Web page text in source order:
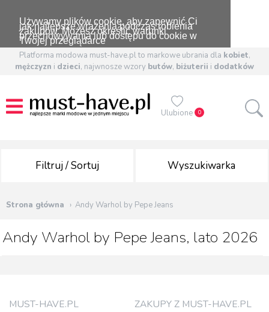
Używamy plików cookie, aby zapewnić Ci
jak najlepsze wrażenia podczas robienia
zakupów. Możesz określić warunki
przechowywania lub dostępu do cookie w
Twojej przeglądarce
Platforma modowa must-have.pl to markowe ubrania dla kobiet,
mężczyzn i dzieci, najwnosze wzory butów, biżuterii i dodatków
Ulubione 0
Filtruj / Sortuj Wyszukiwarka
Strona główna Andy Warhol by Pepe Jeans
Andy Warhol by Pepe Jeans, lato 2026
MUST-HAVE.PL ZAKUPY Z MUST-HAVE.PL